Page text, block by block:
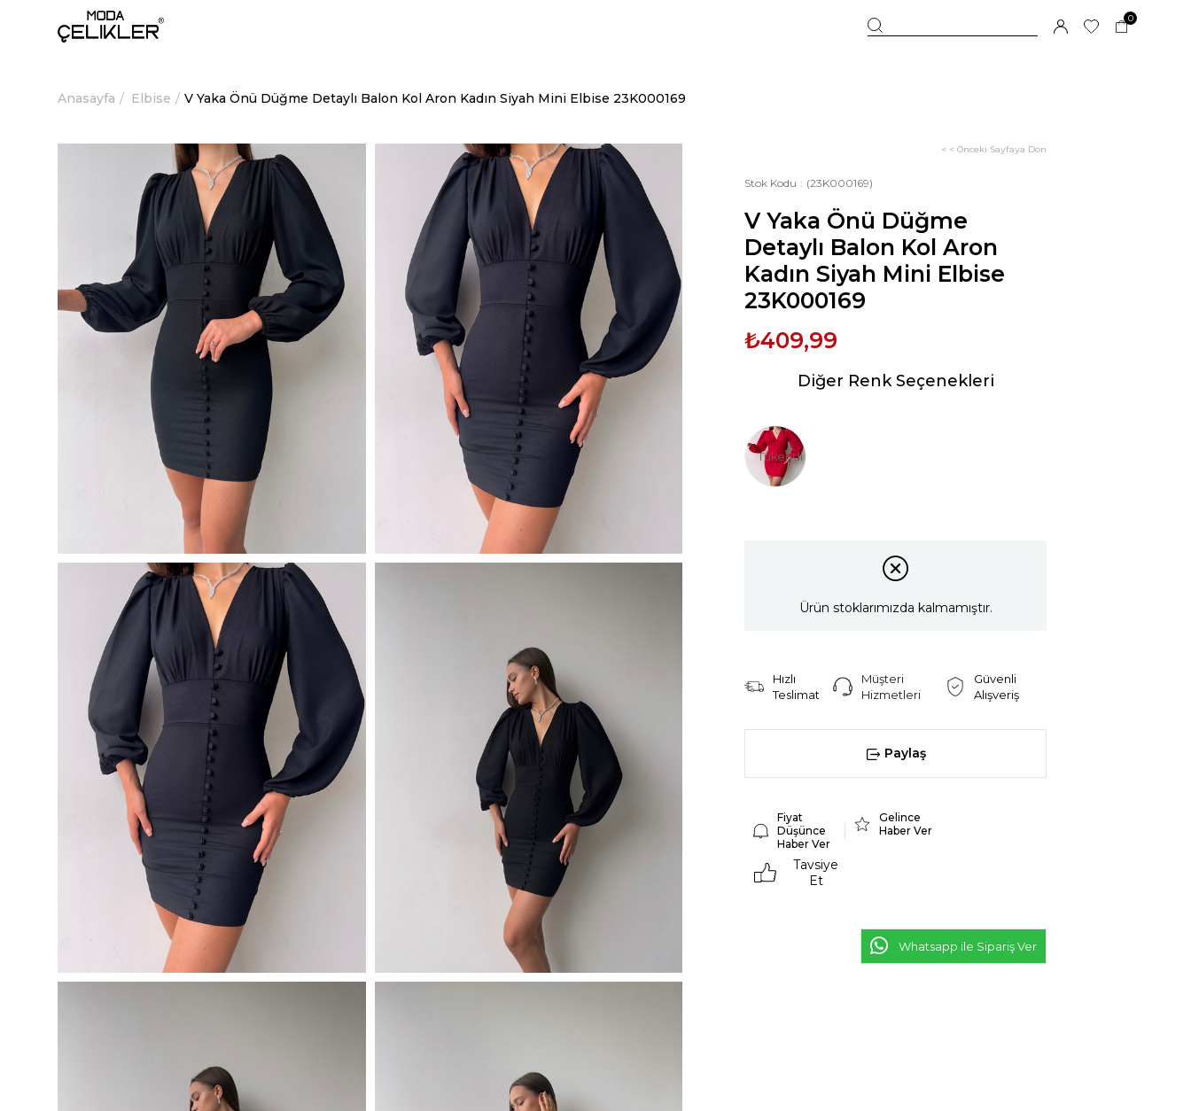
0
Anasayfa Elbise V Yaka Önü Düğme Detaylı Balon Kol Aron Kadın Siyah Mini Elbise 23K000169
< < Önceki Sayfaya Dön
Stok Kodu (23K000169)
V Yaka Önü Düğme
Detaylı Balon Kol Aron
Kadın Siyah Mini Elbise
23K000169
₺409,99
Diğer Renk Seçenekleri
Tükendi
Ürün stoklarımızda kalmamıştır.
Hızlı
Teslimat
Müşteri
Hizmetleri
Güvenli
Alışveriş
Paylaş
Fiyat
Düşünce
Haber Ver
Gelince
Haber Ver
Tavsiye
Et
Whatsapp ile Sipariş Ver